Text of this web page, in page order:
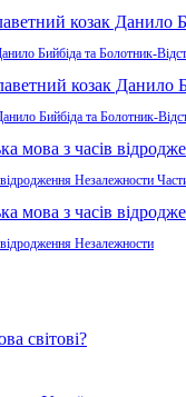
Бийбіда та Болотник-
Бийбіда та Болотник-
Незалежности
Незалежности